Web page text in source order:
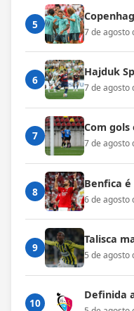
5
7 de agosto
6
Hajduk
7 de agosto
7
Com gols
7 de agosto
8
Benfica
6 de agosto
9
Talisca
5 de agosto
10
Definida